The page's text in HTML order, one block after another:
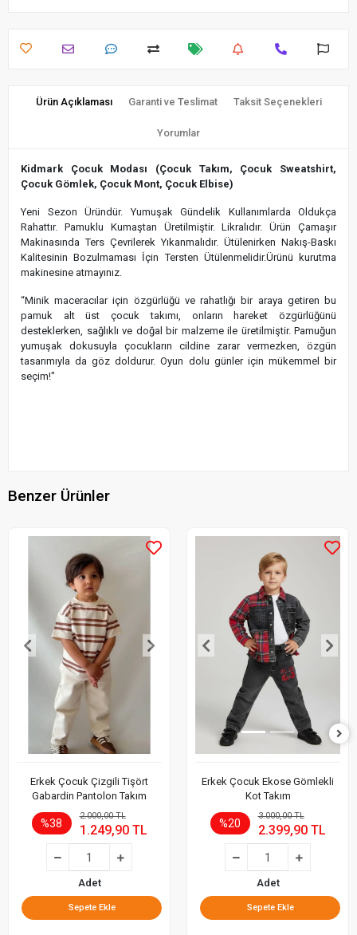
Ürün Açıklaması Garanti ve Teslimat Taksit Seçenekleri
Yorumlar
Kidmark Çocuk Modası (Çocuk Takım, Çocuk Sweatshirt,
Çocuk Gömlek, Çocuk Mont, Çocuk Elbise)
Yeni Sezon Üründür. Yumuşak Gündelik Kullanımlarda Oldukça
Rahattır. Pamuklu Kumaştan Üretilmiştir. Likralıdır. Ürün Çamaşır
Makinasında Ters Çevrilerek Yıkanmalıdır. Ütülenirken Nakış-Baskı
Kalitesinin Bozulmaması İçin Tersten Ütülenmelidir.Ürünü kurutma
makinesine atmayınız.
“Minik maceracılar için özgürlüğü ve rahatlığı bir araya getiren bu
pamuk alt üst çocuk takımı, onların hareket özgürlüğünü
desteklerken, sağlıklı ve doğal bir malzeme ile üretilmiştir. Pamuğun
yumuşak dokusuyla çocukların cildine zarar vermezken, özgün
tasarımıyla da göz doldurur. Oyun dolu günler için mükemmel bir
seçim!"
Benzer Ürünler
Erkek Çocuk Çizgili Tişört
Gabardin Pantolon Takım
%38
2.000,00 TL
1.249,90 TL
Adet
Sepete Ekle
Erkek Çocuk Ekose Gömlekli
Kot Takım
%20
3.000,00 TL
2.399,90 TL
Adet
Sepete Ekle